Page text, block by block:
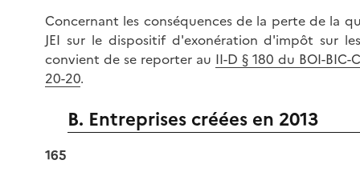
Concernant les conséquences de la perte de la
JEI sur le dispositif d'exonération d'impôt sur
convient de se reporter au II-D § 180 du BOI-BIC-
20-20.
B. Entreprises créées en 2013
165